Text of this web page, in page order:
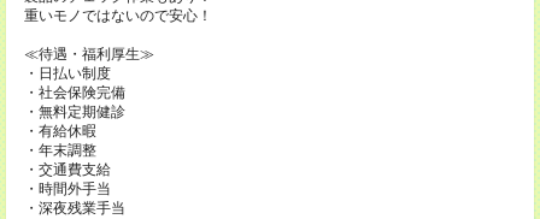
重いモノではないので安心！
≪待遇・福利厚生≫
・日払い制度
・社会保険完備
・無料定期健診
・有給休暇
・年末調整
・交通費支給
・時間外手当
・深夜残業手当